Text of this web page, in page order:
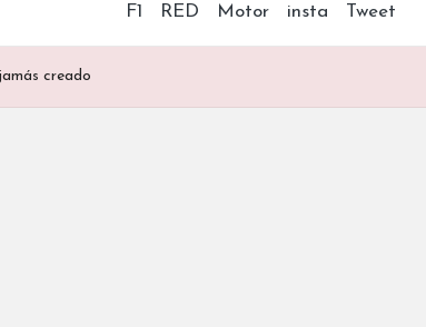
F1 RED Motor insta Tweet
creado